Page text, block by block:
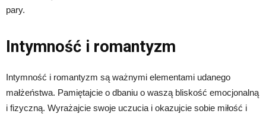
pary.
Intymność i romantyzm
Intymność i romantyzm są ważnymi elementami udanego
małżeństwa. Pamiętajcie o dbaniu o waszą bliskość emocjonalną
i fizyczną. Wyrażajcie swoje uczucia i okazujcie sobie miłość i